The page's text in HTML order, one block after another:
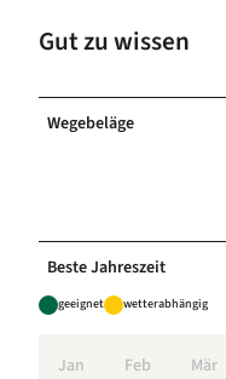
Gut zu wissen
Wegebeläge
Beste Jahreszeit
geeignet wetterabhängig
Jan Feb Mär